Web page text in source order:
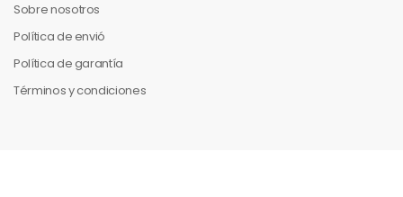
Sobre nosotros
Política de envió
Política de garantía
Términos y condiciones